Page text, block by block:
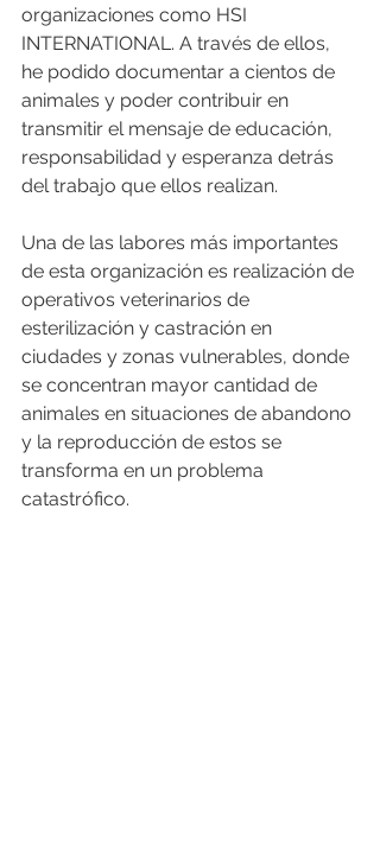
organizaciones como HSI
INTERNATIONAL. A través de ellos,
he podido documentar a cientos de
animales y poder contribuir en
transmitir el mensaje de educación,
responsabilidad y esperanza detrás
del trabajo que ellos realizan.
Una de las labores más importantes
de esta organización es realización de
operativos veterinarios de
esterilización y castración en
ciudades y zonas vulnerables, donde
se concentran mayor cantidad de
animales en situaciones de abandono
y la reproducción de estos se
transforma en un problema
catastrófico.